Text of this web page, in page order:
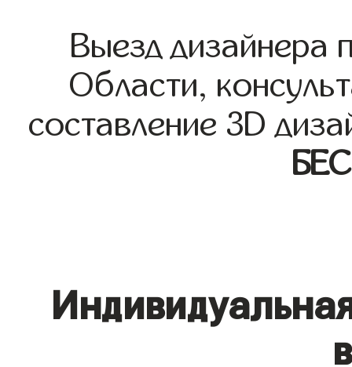
Выезд дизайнера
Области,
составление 3D